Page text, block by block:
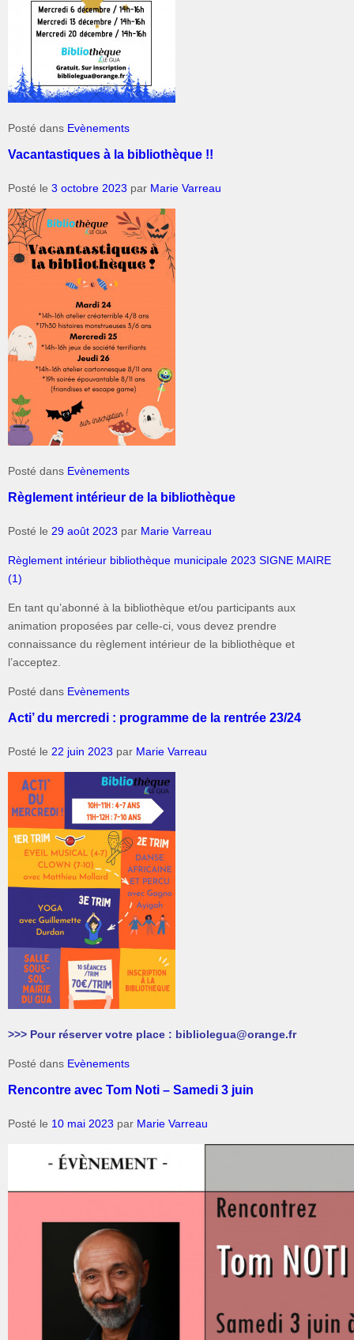
Posté dans Evènements
Vacantastiques à la bibliothèque !!
Posté le 3 octobre 2023 par Marie Varreau
Posté dans Evènements
Règlement intérieur de la bibliothèque
Posté le 29 août 2023 par Marie Varreau
Règlement intérieur bibliothèque municipale 2023 SIGNE MAIRE
(1)
En tant qu’abonné à la bibliothèque et/ou participants aux
animation proposées par celle-ci, vous devez prendre
connaissance du règlement intérieur de la bibliothèque et
l’acceptez.
Posté dans Evènements
Acti’ du mercredi : programme de la rentrée 23/24
Posté le 22 juin 2023 par Marie Varreau
>>> Pour réserver votre place : bibliolegua@orange.fr
Posté dans Evènements
Rencontre avec Tom Noti – Samedi 3 juin
Posté le 10 mai 2023 par Marie Varreau